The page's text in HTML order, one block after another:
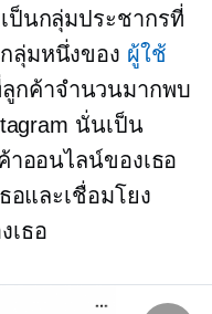
นกลุ่มประชากรที่
ลุ่มหนึ่งของ ผู้ใช้
กค้าจำนวนมากพบ
นั่นเป็น
าออนไลน์ของเธอ
อและเชื่อมโยง
เธอ